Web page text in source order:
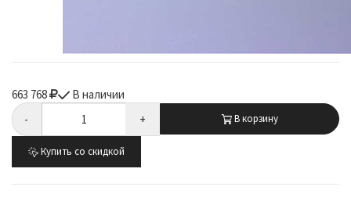
663 768
В наличии
-
+ В корзину
Купить со скидкой